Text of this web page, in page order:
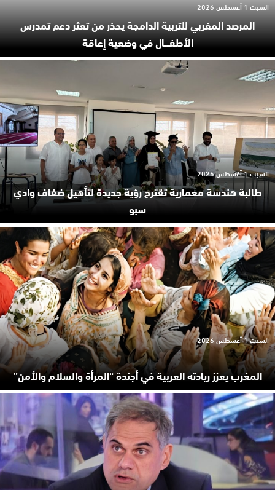
المرصد المغربي للتربية الدامجة يحذر من تعثر دعم تمدرس
الأطفـ.ـال في وضعية إعاقة
السبت 1 أغسطس 2026
طالبة هندسة معمارية تقترح رؤية جديدة لتأهيل ضفاف وادي
سبو
السبت 1 أغسطس 2026
المغرب يعزز ريادته العربية في أجندة “المرأة والسلام والأمن”
السبت 1 أغسطس 2026